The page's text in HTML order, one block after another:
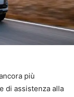
più
di assistenza alla